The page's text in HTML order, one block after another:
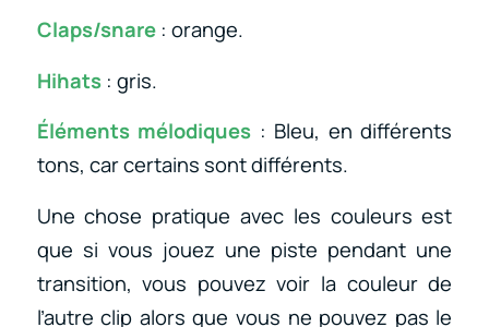
Claps/snare: orange.
Hihats: gris.
Éléments mélodiques : Bleu, en différents
tons, car certains sont différents.
Une chose pratique avec les couleurs est
que si vous jouez une piste pendant une
transition, vous pouvez voir la couleur de
l’autre clip alors que vous ne pouvez pas le